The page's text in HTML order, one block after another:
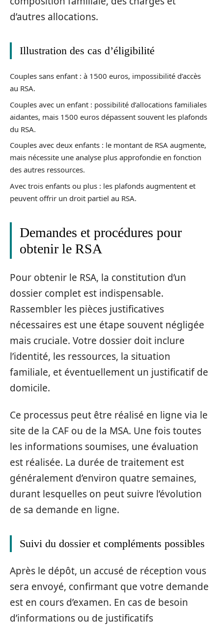
d’autres allocations.
Illustration des cas d’éligibilité
Couples sans enfant : à 1500 euros, impossibilité d’accès
au RSA.
Couples avec un enfant : possibilité d’allocations familiales
aidantes, mais 1500 euros dépassent souvent les plafonds
du RSA.
Couples avec deux enfants : le montant de RSA augmente,
mais nécessite une analyse plus approfondie en fonction
des autres ressources.
Avec trois enfants ou plus : les plafonds augmentent et
peuvent offrir un droit partiel au RSA.
Demandes et procédures pour
obtenir le RSA
Pour obtenir le RSA, la constitution d’un
dossier complet est indispensable.
Rassembler les pièces justificatives
nécessaires est une étape souvent négligée
mais cruciale. Votre dossier doit inclure
l’identité, les ressources, la situation
familiale, et éventuellement un justificatif de
domicile.
Ce processus peut être réalisé en ligne via le
site de la CAF ou de la MSA. Une fois toutes
les informations soumises, une évaluation
est réalisée. La durée de traitement est
généralement d’environ quatre semaines,
durant lesquelles on peut suivre l’évolution
de sa demande en ligne.
Suivi du dossier et compléments possibles
Après le dépôt, un accusé de réception vous
sera envoyé, confirmant que votre demande
est en cours d’examen. En cas de besoin
d’informations ou de justificatifs